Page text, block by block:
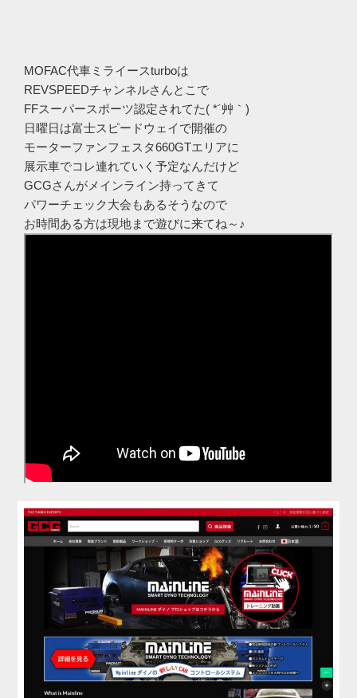
MOFAC代車ミライースturboは
REVSPEEDチャンネルさんとこで
FFスーパースポーツ認定されてた( *´艸｀)
日曜日は富士スピードウェイで開催の
モーターファンフェスタ660GTエリアに
展示車でコレ連れていく予定なんだけど
GCGさんがメインライン持ってきて
パワーチェック大会もあるそうなので
お時間ある方は現地まで遊びに来てね～♪